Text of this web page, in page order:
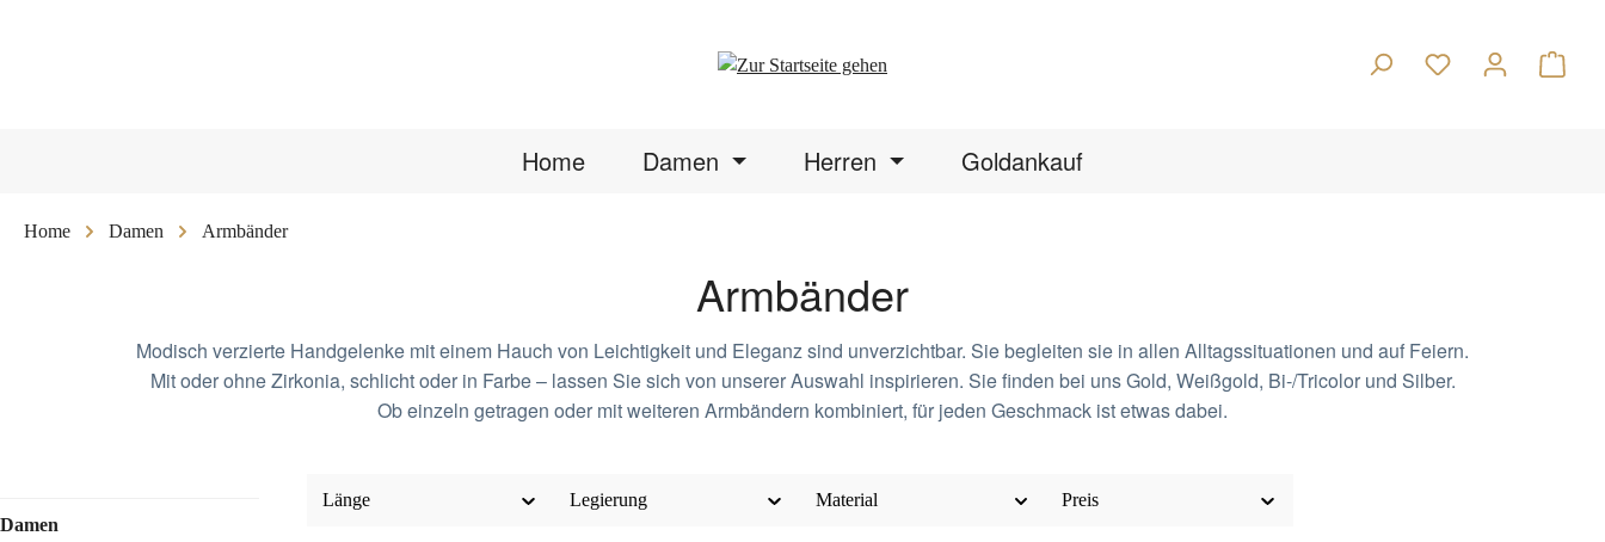
Home Damen Herren Goldankauf
Home Damen Armbänder
Armbänder
Modisch verzierte Handgelenke mit einem Hauch von Leichtigkeit und Eleganz sind unverzichtbar. Sie begleiten sie in allen Alltagssituationen und auf Feiern.
Mit oder ohne Zirkonia, schlicht oder in Farbe – lassen Sie sich von unserer Auswahl inspirieren. Sie finden bei uns Gold, Weißgold, Bi-/Tricolor und Silber.
Ob einzeln getragen oder mit weiteren Armbändern kombiniert, für jeden Geschmack ist etwas dabei.
Damen
Länge Legierung Material Preis